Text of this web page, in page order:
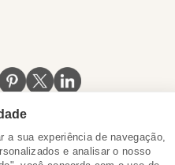
a sua experiência de navegação,
e analisar o nosso